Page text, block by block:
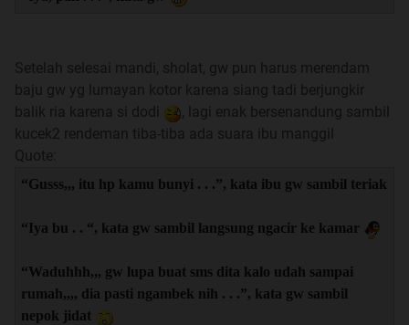
Setelah selesai mandi, sholat, gw pun harus merendam
baju gw yg lumayan kotor karena siang tadi berjungkir
balik ria karena si dodi
, lagi enak bersenandung sambil
kucek2 rendeman tiba-tiba ada suara ibu manggil
Quote:
“Gusss,,, itu hp kamu bunyi . . .”, kata ibu gw sambil teriak
“Iya bu . . “, kata gw sambil langsung ngacir ke kamar
“Waduhhh,,, gw lupa buat sms dita kalo udah sampai
rumah,,,, dia pasti ngambek nih . . .”, kata gw sambil
nepok jidat